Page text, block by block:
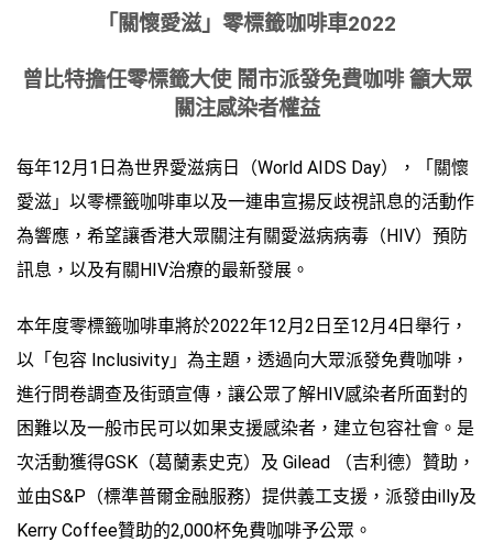
「關懷愛滋」零標籤咖啡車2022
曾比特擔任零標籤大使 鬧市派發免費咖啡 籲大眾
關注感染者權益
每年12月1日為世界愛滋病日（World AIDS Day），「關懷
愛滋」以零標籤咖啡車以及一連串宣揚反歧視訊息的活動作
為響應，希望讓香港大眾關注有關愛滋病病毒（HIV）預防
訊息，以及有關HIV治療的最新發展。
本年度零標籤咖啡車將於2022年12月2日至12月4日舉行，
以「包容 Inclusivity」為主題，透過向大眾派發免費咖啡，
進行問卷調查及街頭宣傳，讓公眾了解HIV感染者所面對的
困難以及一般市民可以如果支援感染者，建立包容社會。是
次活動獲得GSK（葛蘭素史克）及 Gilead （吉利德）贊助，
並由S&P（標準普爾金融服務）提供義工支援，派發由illy及
Kerry Coffee贊助的2,000杯免費咖啡予公眾。